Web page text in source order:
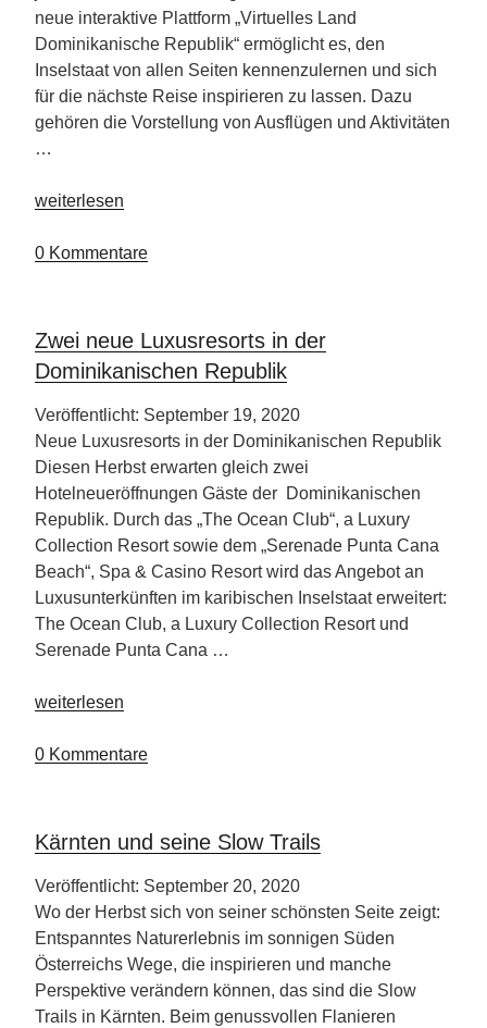
neue interaktive Plattform „Virtuelles Land
Dominikanische Republik“ ermöglicht es, den
Inselstaat von allen Seiten kennenzulernen und sich
für die nächste Reise inspirieren zu lassen. Dazu
gehören die Vorstellung von Ausflügen und Aktivitäten
…
„Initiative
Land
weiterlesen
0 Kommentare
Zwei neue Luxusresorts in der
Dominikanischen Republik
Veröffentlicht: September 19, 2020
Neue Luxusresorts in der Dominikanischen Republik
Diesen Herbst erwarten gleich zwei
Hotelneueröffnungen Gäste der Dominikanischen
Republik. Durch das „The Ocean Club“, a Luxury
Collection Resort sowie dem „Serenade Punta Cana
Beach“, Spa & Casino Resort wird das Angebot an
Luxusunterkünften im karibischen Inselstaat erweitert:
The Ocean Club, a Luxury Collection Resort und
Serenade Punta Cana …
„Zwei
Luxusresorts
Dominikanischen
Republik“
weiterlesen
0 Kommentare
Kärnten und seine Slow Trails
Veröffentlicht: September 20, 2020
Wo der Herbst sich von seiner schönsten Seite zeigt:
Entspanntes Naturerlebnis im sonnigen Süden
Österreichs Wege, die inspirieren und manche
Perspektive verändern können, das sind die Slow
Trails in Kärnten. Beim genussvollen Flanieren